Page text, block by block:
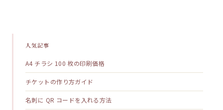
人気記事
A4 チラシ 100 枚の印刷価格
チケットの作り方ガイド
名刺に QR コードを入れる方法